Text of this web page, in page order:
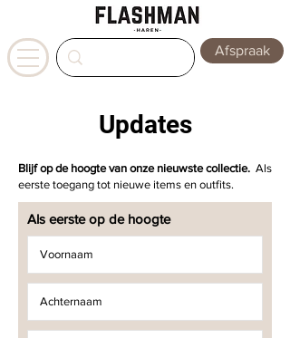
Afspraak
Updates
Blijf op de hoogte van onze nieuwste collectie. Als
eerste toegang tot nieuwe items en outfits.
Als eerste op de hoogte